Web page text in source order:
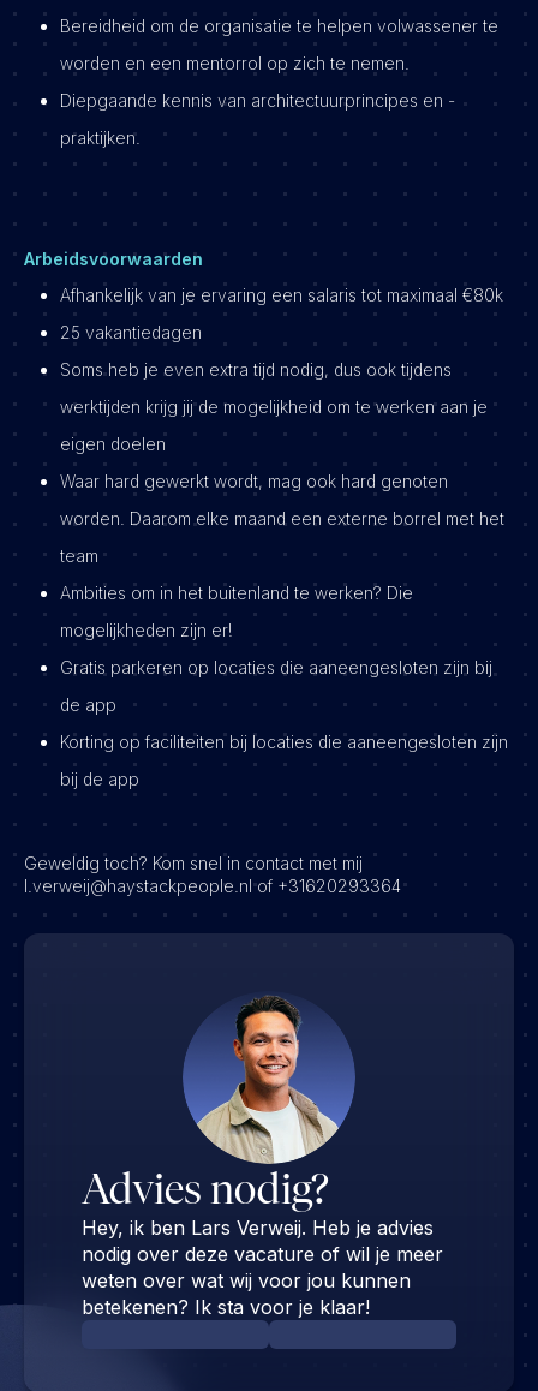
Bereidheid om de organisatie te helpen volwassener te
worden en een mentorrol op zich te nemen.
Diepgaande kennis van architectuurprincipes en -
praktijken.
Arbeidsvoorwaarden
Afhankelijk van je ervaring een salaris tot maximaal €80k
25 vakantiedagen
Soms heb je even extra tijd nodig, dus ook tijdens
werktijden krijg jij de mogelijkheid om te werken aan je
eigen doelen
Waar hard gewerkt wordt, mag ook hard genoten
worden. Daarom elke maand een externe borrel met het
team
Ambities om in het buitenland te werken? Die
mogelijkheden zijn er!
Gratis parkeren op locaties die aaneengesloten zijn bij
de app
Korting op faciliteiten bij locaties die aaneengesloten zijn
bij de app
Geweldig toch? Kom snel in contact met mij
l.verweij@haystackpeople.nl of +31620293364
Advies nodig?
Hey, ik ben Lars Verweij. Heb je advies
nodig over deze vacature of wil je meer
weten over wat wij voor jou kunnen
betekenen? Ik sta voor je klaar!